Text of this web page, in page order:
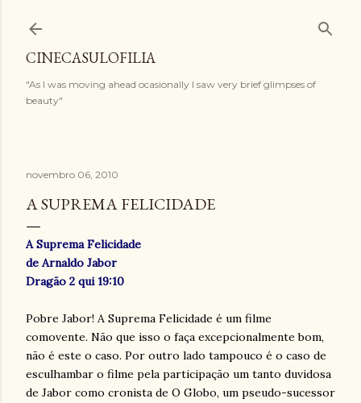
CINECASULOFILIA
"As I was moving ahead ocasionally I saw very brief glimpses of
beauty"
novembro 06, 2010
A SUPREMA FELICIDADE
A Suprema Felicidade
de Arnaldo Jabor
Dragão 2 qui 19:10
Pobre Jabor! A Suprema Felicidade é um filme
comovente. Não que isso o faça excepcionalmente bom,
não é este o caso. Por outro lado tampouco é o caso de
esculhambar o filme pela participação um tanto duvidosa
de Jabor como cronista de O Globo, um pseudo-sucessor